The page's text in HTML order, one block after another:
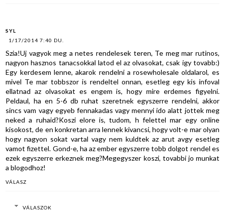
SYL
1/17/2014 7:40 DU.
Szia!Uj vagyok meg a netes rendelesek teren, Te meg mar rutinos,
nagyon hasznos tanacsokkal latod el az olvasokat, csak igy tovabb:)
Egy kerdesem lenne, akarok rendelni a rosewholesale oldalarol, es
mivel Te mar tobbszor is rendeltel onnan, esetleg egy kis infoval
ellatnad az olvasokat es engem is, hogy mire erdemes figyelni.
Peldaul, ha en 5-6 db ruhat szeretnek egyszerre rendelni, akkor
sincs vam vagy egyeb fennakadas vagy mennyi ido alatt jottek meg
neked a ruhaid?Koszi elore is, tudom, h felettel mar egy online
kisokost, de en konkretan arra lennek kivancsi, hogy volt-e mar olyan
hogy nagyon sokat vartal vagy nem kuldtek az arut avgy esetleg
vamot fizettel. Gond-e, ha az ember egyszerre tobb dolgot rendel es
ezek egyszerre erkeznek meg?Megegyszer koszi, tovabbi jo munkat
a blogodhoz!
VÁLASZ
VÁLASZOK